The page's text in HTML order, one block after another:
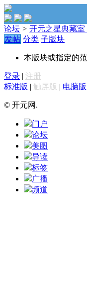
论坛 > 开元之星典藏室
发帖 分类 子版块
本版块或指定的
登录 | 注册
标准版 | 触屏版 | 电脑版
© 开元网.
门户
论坛
美图
导读
标签
广播
频道